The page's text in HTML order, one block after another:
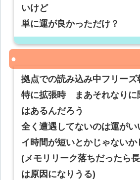
いけど
単に運が良かっただけ？
拠点での読み込み中フリー
特に拡張時 まあそれなりに
はあるんだろう
全く遭遇してないのは運がい
イ時間が短いとかじゃないか
(メモリリーク落ちだったら
は原因になりうる)